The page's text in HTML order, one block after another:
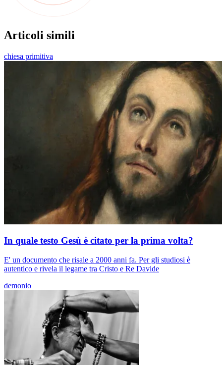
Articoli simili
chiesa primitiva
In quale testo Gesù è citato per la prima volta?
E' un documento che risale a 2000 anni fa. Per gli studiosi è
autentico e rivela il legame tra Cristo e Re Davide
demonio